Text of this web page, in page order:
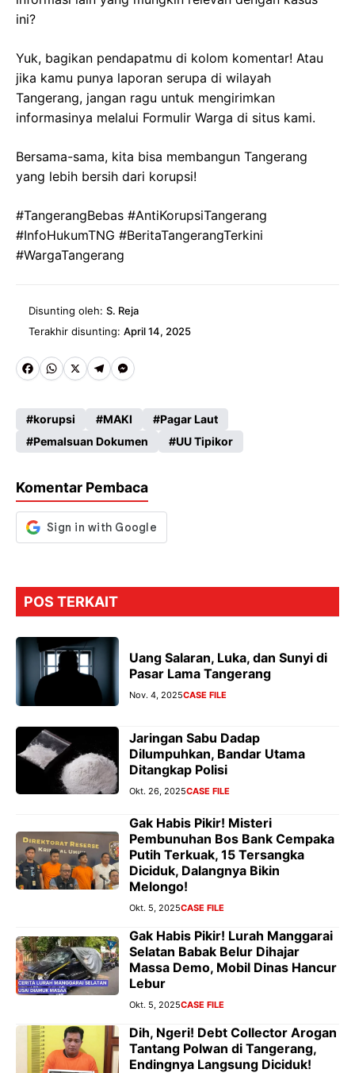
ini?
Yuk, bagikan pendapatmu di kolom komentar! Atau
jika kamu punya laporan serupa di wilayah
Tangerang, jangan ragu untuk mengirimkan
informasinya melalui Formulir Warga di situs kami.
Bersama-sama, kita bisa membangun Tangerang
yang lebih bersih dari korupsi!
#TangerangBebas #AntiKorupsiTangerang
#InfoHukumTNG #BeritaTangerangTerkini
#WargaTangerang
Disunting oleh: S. Reja
Terakhir disunting: April 14, 2025
Fa
b
o
k
W
ts
A
p
X
Te
gr
a
M
se
n
er
korupsi MAKI
Pagar Laut
Pemalsuan Dokumen
UU Tipikor
Komentar Pembaca
POS TERKAIT
Uang Salaran, Luka, dan Sunyi di
Pasar Lama Tangerang
Nov. 4, 2025CASE FILE
Jaringan Sabu Dadap
Dilumpuhkan, Bandar Utama
Ditangkap Polisi
Okt. 26, 2025CASE FILE
Gak Habis Pikir! Misteri
Pembunuhan Bos Bank Cempaka
Putih Terkuak, 15 Tersangka
Diciduk, Dalangnya Bikin
Melongo!
Okt. 5, 2025CASE FILE
Gak Habis Pikir! Lurah Manggarai
Selatan Babak Belur Dihajar
Massa Demo, Mobil Dinas Hancur
Lebur
Okt. 5, 2025CASE FILE
Dih, Ngeri! Debt Collector Arogan
Tantang Polwan di Tangerang,
Endingnya Langsung Diciduk!